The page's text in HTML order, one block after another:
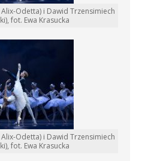
Odetta) i Dawid Trzensimiech
fot. Ewa Krasucka
Odetta) i Dawid Trzensimiech
fot. Ewa Krasucka